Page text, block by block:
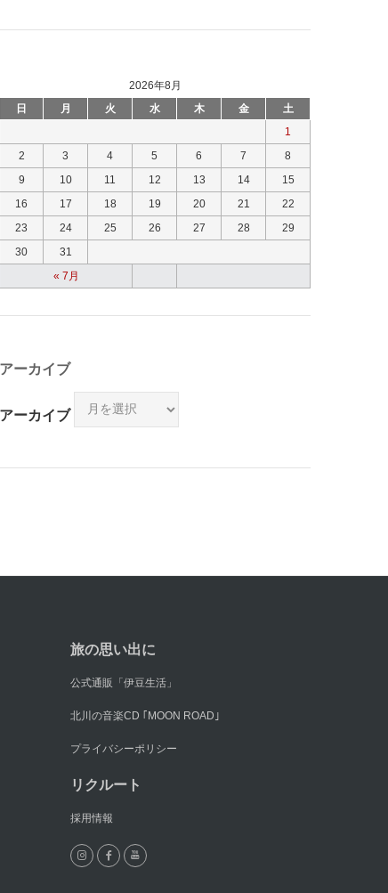
2026年8月
日
月 火 水 木 金 土
« 7月
1
2
3 4 5 6 7
8
9
10 11 12 13 14
15
16
17 18 19 20 21
22
23
24 25 26 27 28
29
30
31
アーカイブ
アーカイブ
旅の思い出に
公式通販「伊豆生活」
北川の音楽CD ｢MOON ROAD｣
プライバシーポリシー
リクルート
採用情報